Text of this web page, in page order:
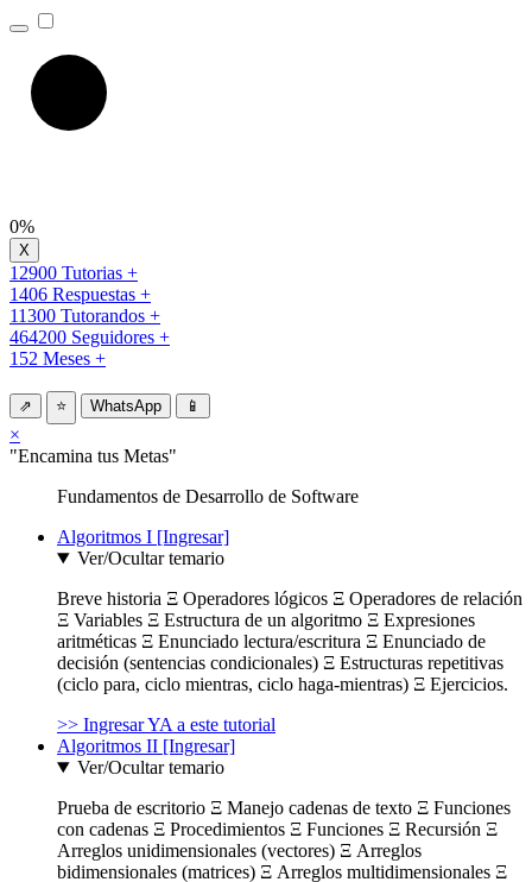
0%
12900 Tutorias +
1406 Respuestas +
11300 Tutorandos +
464200 Seguidores +
152 Meses +
⇗ ⭐ WhatsApp 📱
×
"Encamina tus Metas"
Fundamentos de Desarrollo de Software
Algoritmos I [Ingresar]
Ver/Ocultar temario
Breve historia Ξ Operadores lógicos Ξ Operadores de relación
Ξ Variables Ξ Estructura de un algoritmo Ξ Expresiones
aritméticas Ξ Enunciado lectura/escritura Ξ Enunciado de
decisión (sentencias condicionales) Ξ Estructuras repetitivas
(ciclo para, ciclo mientras, ciclo haga-mientras) Ξ Ejercicios.
>> Ingresar YA a este tutorial
Algoritmos II [Ingresar]
Ver/Ocultar temario
Prueba de escritorio Ξ Manejo cadenas de texto Ξ Funciones
con cadenas Ξ Procedimientos Ξ Funciones Ξ Recursión Ξ
Arreglos unidimensionales (vectores) Ξ Arreglos
bidimensionales (matrices) Ξ Arreglos multidimensionales Ξ